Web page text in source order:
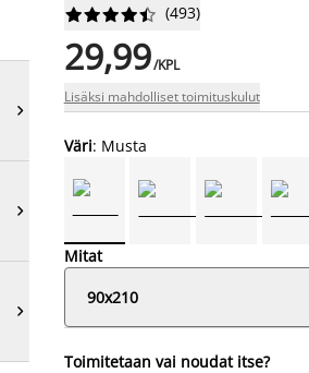








 (493)
29,99/KPL
Lisäksi mahdolliset toimituskulut
Väri: Musta
Mitat
90x210
Toimitetaan vai noudat itse?